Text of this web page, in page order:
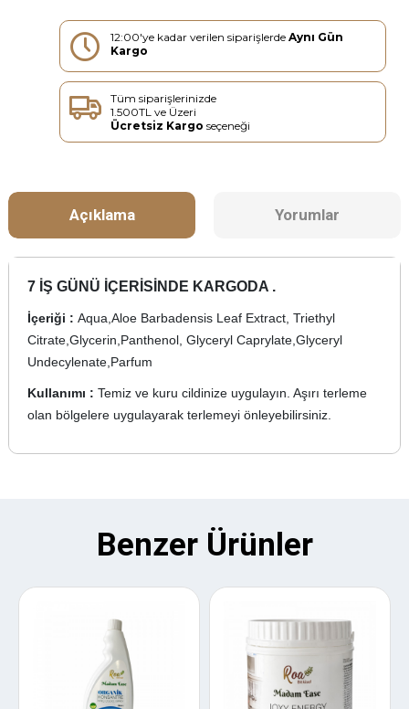
12:00'ye kadar verilen siparişlerde Aynı Gün
Kargo
Tüm siparişlerinizde
1.500TL ve Üzeri
Ücretsiz Kargo seçeneği
Açıklama Yorumlar
7 İŞ GÜNÜ İÇERİSİNDE KARGODA .
İçeriği : Aqua,Aloe Barbadensis Leaf Extract, Triethyl
Citrate,Glycerin,Panthenol, Glyceryl Caprylate,Glyceryl
Undecylenate,Parfum
Kullanımı : Temiz ve kuru cildinize uygulayın. Aşırı terleme
olan bölgelere uygulayarak terlemeyi önleyebilirsiniz.
Benzer Ürünler